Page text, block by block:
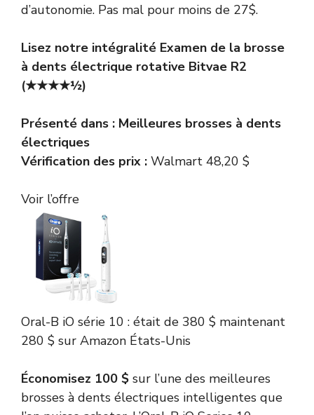
d’autonomie. Pas mal pour moins de 27$.
Lisez notre intégralité Examen de la brosse
à dents électrique rotative Bitvae R2
(★★★★½)
Présenté dans : Meilleures brosses à dents
électriques
Vérification des prix : Walmart 48,20 $
Voir l’offre
Oral-B iO série 10 : était de 380 $ maintenant
280 $ sur Amazon États-Unis
Économisez 100 $ sur l’une des meilleures
brosses à dents électriques intelligentes que